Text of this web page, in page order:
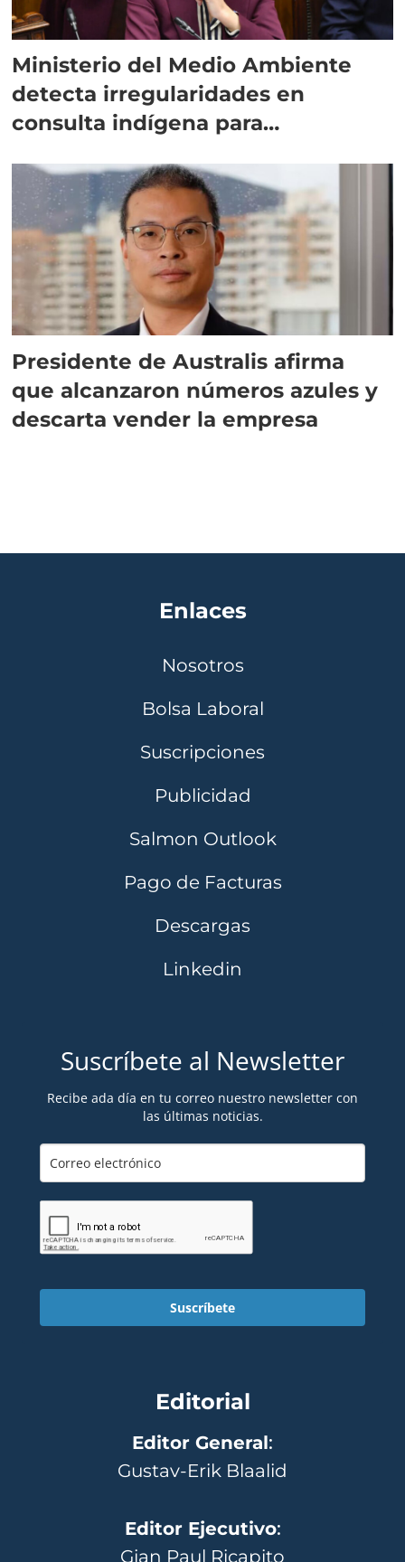
Ministerio del Medio Ambiente
detecta irregularidades en
consulta indígena para
Presidente de Australis afirma
que alcanzaron números azules y
descarta vender la empresa
Enlaces
Nosotros
Bolsa Laboral
Suscripciones
Publicidad
Salmon Outlook
Pago de Facturas
Descargas
Linkedin
Suscríbete al Newsletter
Recibe ada día en tu correo nuestro newsletter con
las últimas noticias.
Suscríbete
Editorial
Editor General:
Gustav-Erik Blaalid
Editor Ejecutivo:
Gian Paul Ricapito